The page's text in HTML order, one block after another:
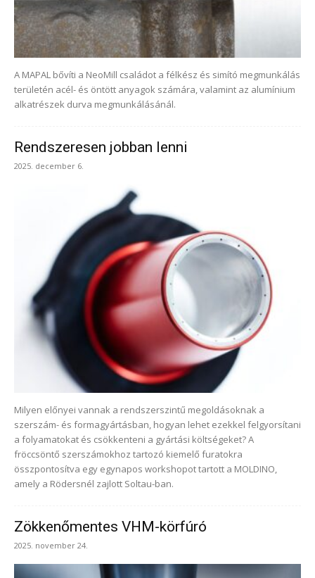
A MAPAL bővíti a NeoMill családot a félkész és simító megmunkálás
területén acél- és öntött anyagok számára, valamint az alumínium
alkatrészek durva megmunkálásánál.
Rendszeresen jobban lenni
2025. december 6.
Milyen előnyei vannak a rendszerszintű megoldásoknak a
szerszám- és formagyártásban, hogyan lehet ezekkel felgyorsítani
a folyamatokat és csökkenteni a gyártási költségeket? A
fröccsöntő szerszámokhoz tartozó kiemelő furatokra
összpontosítva egy egynapos workshopot tartott a MOLDINO,
amely a Rödersnél zajlott Soltau-ban.
Zökkenőmentes VHM-körfúró
2025. november 24.